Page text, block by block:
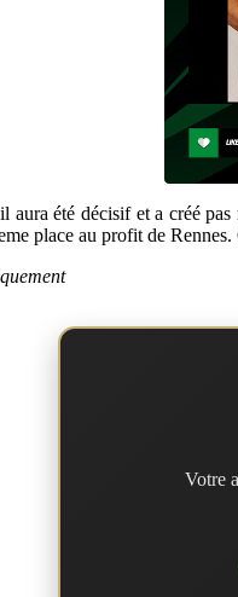
aura été décisif et a créé
place au profit de
Votre